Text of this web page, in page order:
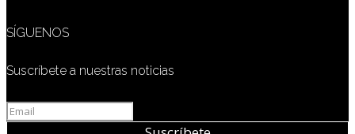
SÍGUENOS
Suscríbete a nuestras noticias